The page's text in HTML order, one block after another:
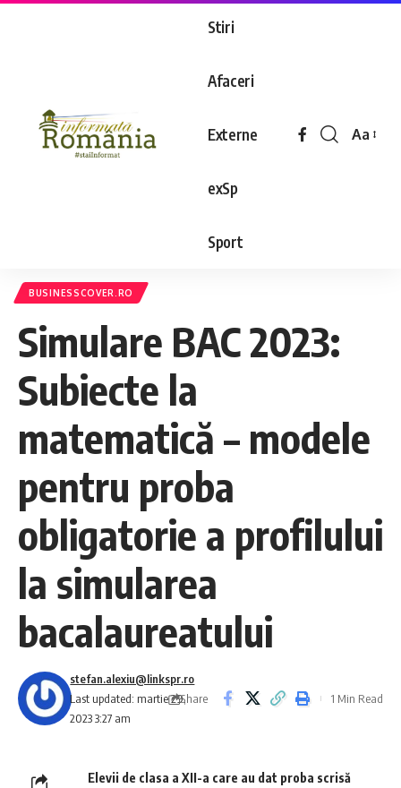
Stiri
Afaceri
Externe
exSp
Sport
Aa
BUSINESSCOVER.RO
Simulare BAC 2023:
Subiecte la
matematică – modele
pentru proba
obligatorie a profilului
la simularea
bacalaureatului
Last updated: martie 29,
2023 3:27 am
stefan.alexiu@linkspr.ro
Share
1 Min Read
Elevii de clasa a XII-a care au dat proba scrisă